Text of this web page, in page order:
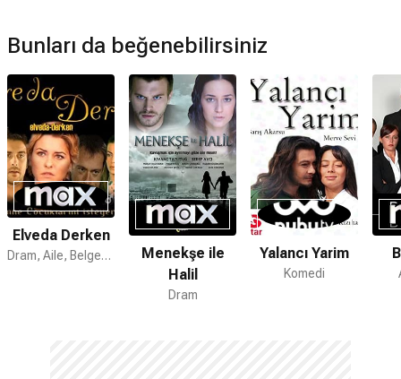
Bunları da beğenebilirsiniz
Elveda Derken
Dram, Aile, Belgesel
Menekşe ile
Halil
Dram
Yalancı Yarim
Komedi